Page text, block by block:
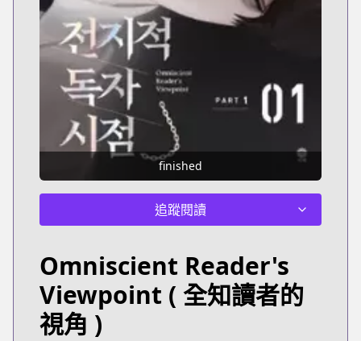
finished
追蹤閱讀
Omniscient Reader's
Viewpoint ( 全知讀者的
視角 )